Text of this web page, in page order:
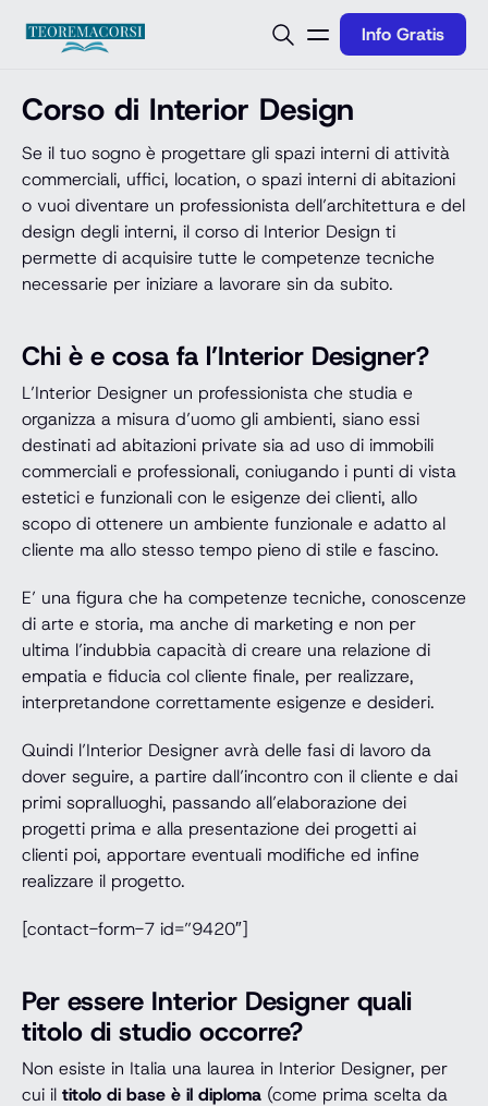
Info Gratis
Corso di Interior Design
Se il tuo sogno è progettare gli spazi interni di attività
commerciali, uffici, location, o spazi interni di abitazioni
o vuoi diventare un professionista dell’architettura e del
design degli interni, il corso di Interior Design ti
permette di acquisire tutte le competenze tecniche
necessarie per iniziare a lavorare sin da subito.
Chi è e cosa fa l’Interior Designer?
L’Interior Designer un professionista che studia e
organizza a misura d’uomo gli ambienti, siano essi
destinati ad abitazioni private sia ad uso di immobili
commerciali e professionali, coniugando i punti di vista
estetici e funzionali con le esigenze dei clienti, allo
scopo di ottenere un ambiente funzionale e adatto al
cliente ma allo stesso tempo pieno di stile e fascino.
E’ una figura che ha competenze tecniche, conoscenze
di arte e storia, ma anche di marketing e non per
ultima l’indubbia capacità di creare una relazione di
empatia e fiducia col cliente finale, per realizzare,
interpretandone correttamente esigenze e desideri.
Quindi l’Interior Designer avrà delle fasi di lavoro da
dover seguire, a partire dall’incontro con il cliente e dai
primi sopralluoghi, passando all’elaborazione dei
progetti prima e alla presentazione dei progetti ai
clienti poi, apportare eventuali modifiche ed infine
realizzare il progetto.
[contact-form-7 id=”9420″]
Per essere Interior Designer quali
titolo di studio occorre?
Non esiste in Italia una laurea in Interior Designer, per
cui il titolo di base è il diploma (come prima scelta da